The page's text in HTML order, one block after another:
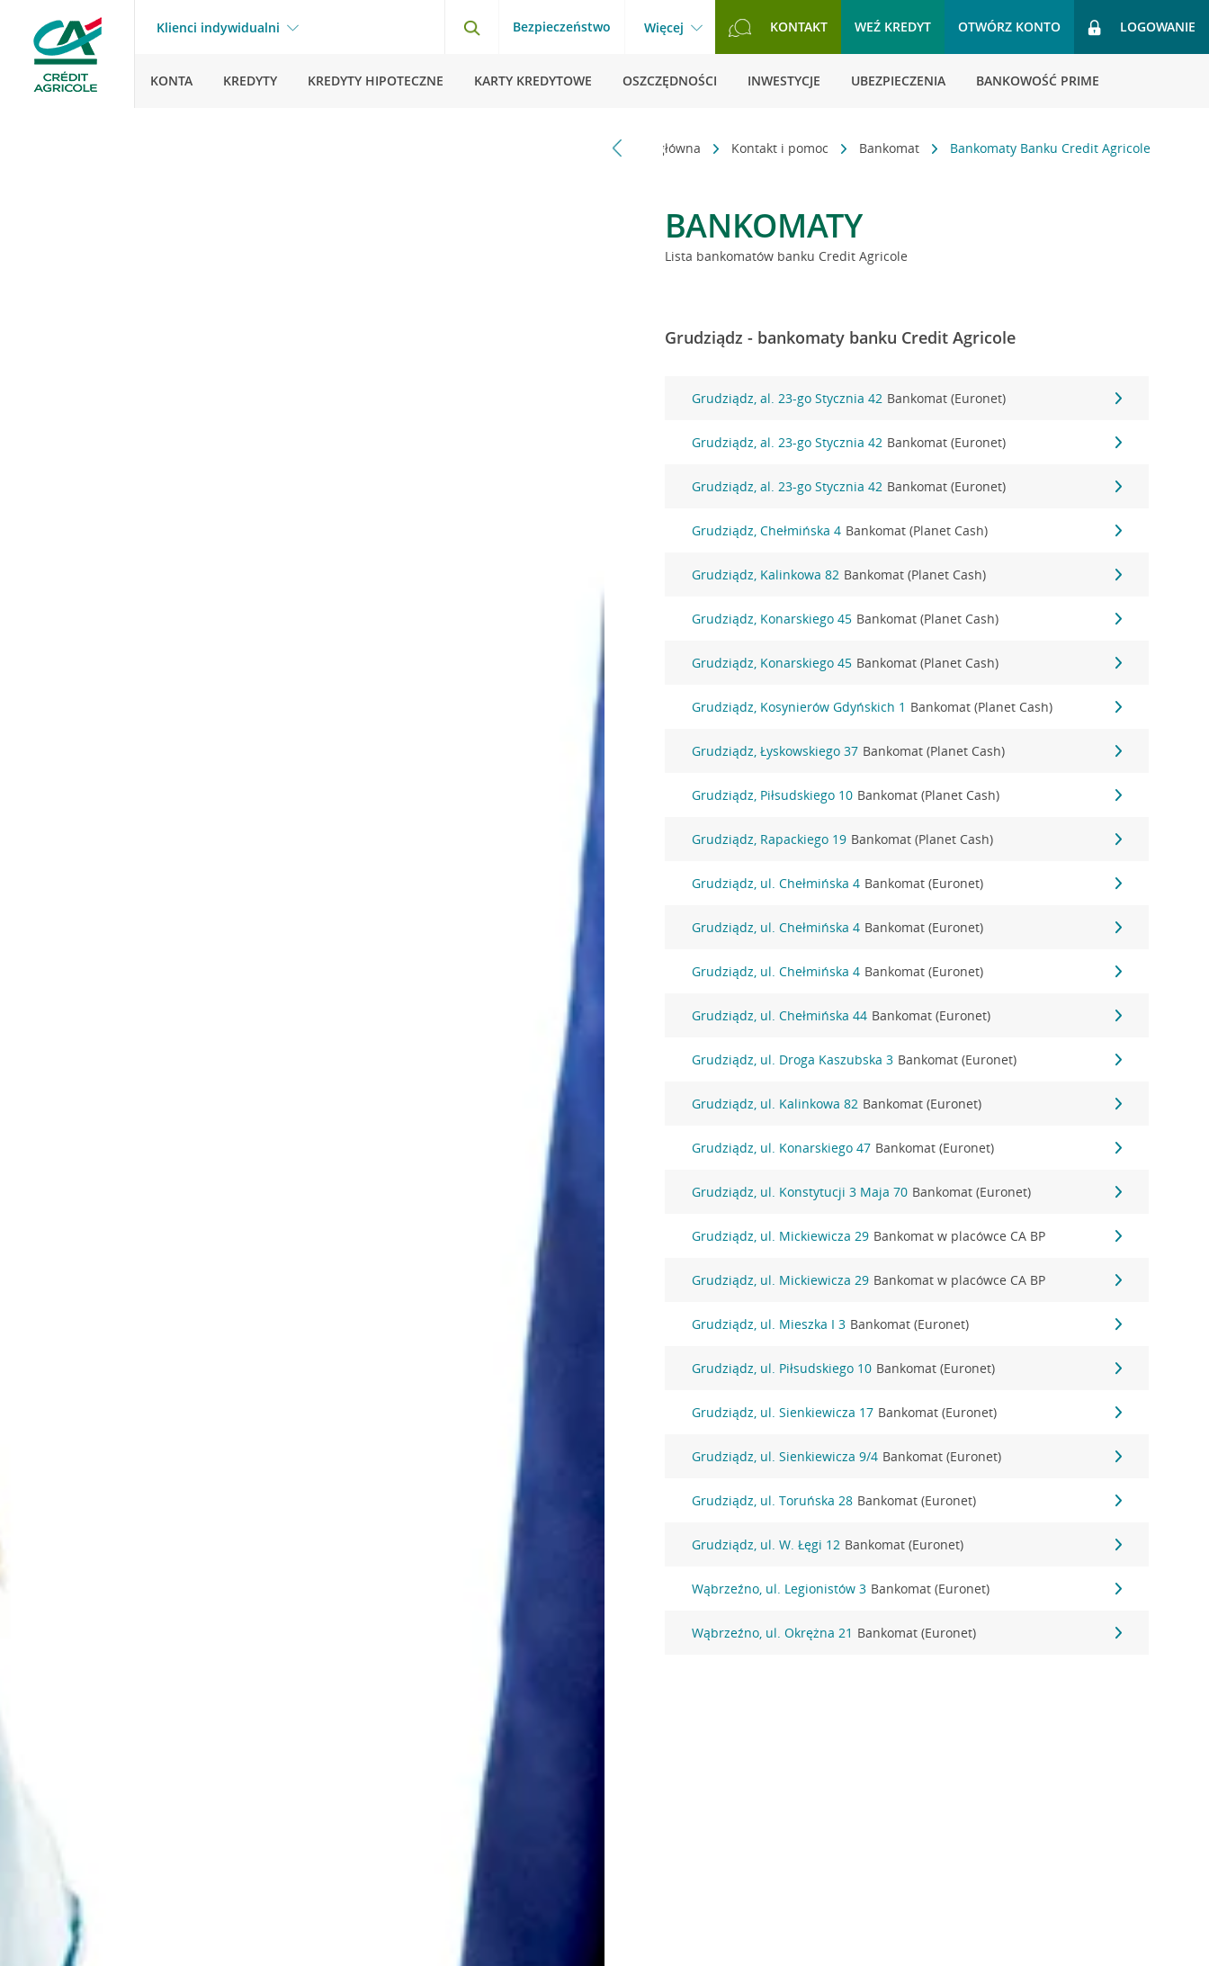
Klienci indywidualni Bezpieczeństwo Więcej KONTAKT WEŹ KREDYT OTWÓRZ KONTO LOGOWANIE
KONTA KREDYTY KREDYTY HIPOTECZNE KARTY KREDYTOWE OSZCZĘDNOŚCI INWESTYCJE UBEZPIECZENIA BANKOWOŚĆ PRIME
Strona główna Kontakt i pomoc Bankomat Bankomaty Banku Credit Agricole
BANKOMATY
Lista bankomatów banku Credit Agricole
Grudziądz - bankomaty banku Credit Agricole
Grudziądz, al. 23-go Stycznia 42 Bankomat (Euronet)
Grudziądz, al. 23-go Stycznia 42 Bankomat (Euronet)
Grudziądz, al. 23-go Stycznia 42 Bankomat (Euronet)
Grudziądz, Chełmińska 4 Bankomat (Planet Cash)
Grudziądz, Kalinkowa 82 Bankomat (Planet Cash)
Grudziądz, Konarskiego 45 Bankomat (Planet Cash)
Grudziądz, Konarskiego 45 Bankomat (Planet Cash)
Grudziądz, Kosynierów Gdyńskich 1 Bankomat (Planet Cash)
Grudziądz, Łyskowskiego 37 Bankomat (Planet Cash)
Grudziądz, Piłsudskiego 10 Bankomat (Planet Cash)
Grudziądz, Rapackiego 19 Bankomat (Planet Cash)
Grudziądz, ul. Chełmińska 4 Bankomat (Euronet)
Grudziądz, ul. Chełmińska 4 Bankomat (Euronet)
Grudziądz, ul. Chełmińska 4 Bankomat (Euronet)
Grudziądz, ul. Chełmińska 44 Bankomat (Euronet)
Grudziądz, ul. Droga Kaszubska 3 Bankomat (Euronet)
Grudziądz, ul. Kalinkowa 82 Bankomat (Euronet)
Grudziądz, ul. Konarskiego 47 Bankomat (Euronet)
Grudziądz, ul. Konstytucji 3 Maja 70 Bankomat (Euronet)
Grudziądz, ul. Mickiewicza 29 Bankomat w placówce CA BP
Grudziądz, ul. Mickiewicza 29 Bankomat w placówce CA BP
Grudziądz, ul. Mieszka I 3 Bankomat (Euronet)
Grudziądz, ul. Piłsudskiego 10 Bankomat (Euronet)
Grudziądz, ul. Sienkiewicza 17 Bankomat (Euronet)
Grudziądz, ul. Sienkiewicza 9/4 Bankomat (Euronet)
Grudziądz, ul. Toruńska 28 Bankomat (Euronet)
Grudziądz, ul. W. Łęgi 12 Bankomat (Euronet)
Wąbrzeźno, ul. Legionistów 3 Bankomat (Euronet)
Wąbrzeźno, ul. Okrężna 21 Bankomat (Euronet)